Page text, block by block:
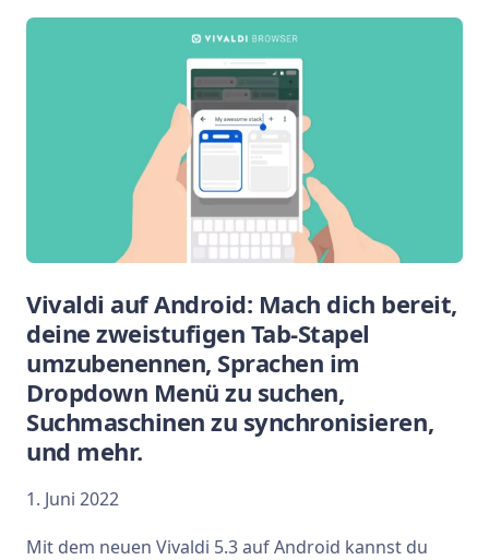
Vivaldi auf Android: Mach dich bereit,
deine zweistufigen Tab-Stapel
umzubenennen, Sprachen im
Dropdown Menü zu suchen,
Suchmaschinen zu synchronisieren,
und mehr.
1. Juni 2022
Mit dem neuen Vivaldi 5.3 auf Android kannst du